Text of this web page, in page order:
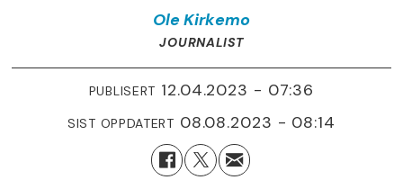
OleKirkemo
JOURNALIST
PUBLISERT 12.04.2023 - 07:36
SIST OPPDATERT 08.08.2023 - 08:14